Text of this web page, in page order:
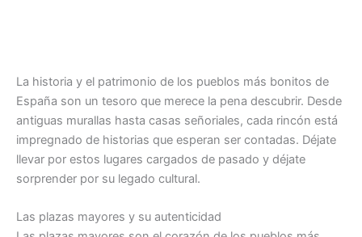
La historia y el patrimonio de los pueblos más bonitos de
España son un tesoro que merece la pena descubrir. Desde
antiguas murallas hasta casas señoriales, cada rincón está
impregnado de historias que esperan ser contadas. Déjate
llevar por estos lugares cargados de pasado y déjate
sorprender por su legado cultural.
Las plazas mayores y su autenticidad